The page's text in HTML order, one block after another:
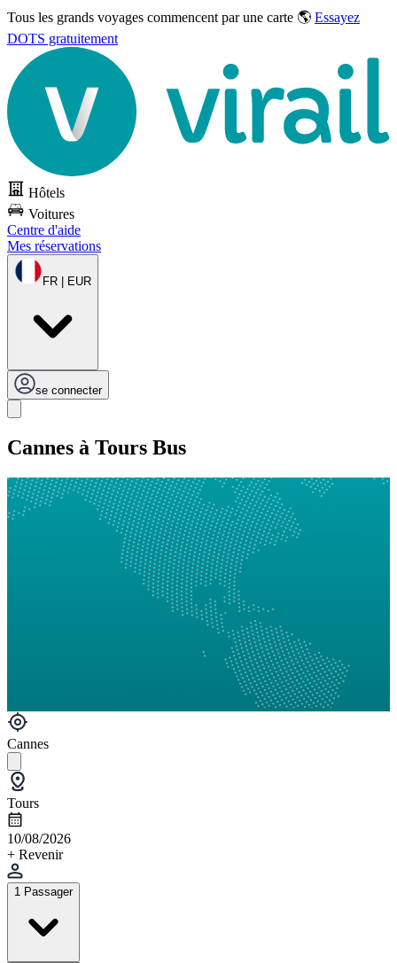
Tous les grands voyages commencent par une carte 🌎 Essayez
DOTS gratuitement
Hôtels
Voitures
Centre d'aide
Mes réservations
FR | EUR
se connecter
Cannes à Tours Bus
Cannes
Tours
10/08/2026
+ Revenir
1 Passager